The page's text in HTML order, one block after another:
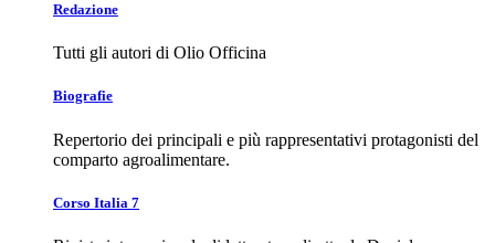
Redazione
Tutti gli autori di Olio Officina
Biografie
Repertorio dei principali e più rappresentativi protagonisti del
comparto agroalimentare.
Corso Italia 7